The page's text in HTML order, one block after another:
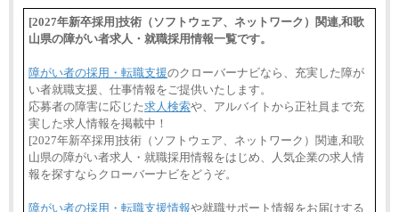
[2027年新卒採用]技術（ソフトウェア、ネットワーク）関連,和歌
山県の障がい者求人・就職採用情報一覧です。
障がい者の採用・転職支援のクローバーナビなら、充実した障が
い者就職支援、仕事情報をご提供いたします。
応募者の障害に応じた求人検索や、アルバイトから正社員まで充
実した求人情報を掲載中！
[2027年新卒採用]技術（ソフトウェア、ネットワーク）関連,和歌
山県の障がい者求人・就職採用情報をはじめ、人気企業の求人情
報を探すならクローバーナビをどうぞ。
障がい者の採用・転職支援情報や就職サポート情報をお届けする